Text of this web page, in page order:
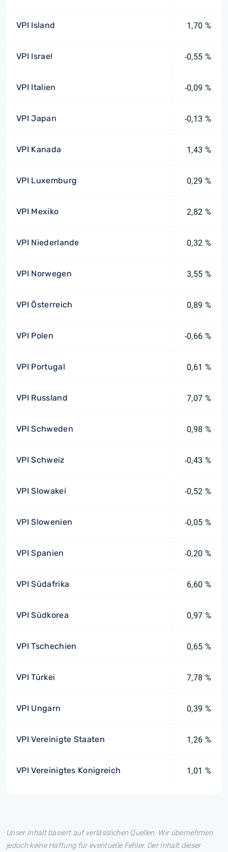
VPI Island 1,70 %
VPI Israel -0,55 %
VPI Italien -0,09 %
VPI Japan -0,13 %
VPI Kanada 1,43 %
VPI Luxemburg 0,29 %
VPI Mexiko 2,82 %
VPI Niederlande 0,32 %
VPI Norwegen 3,55 %
VPI Österreich 0,89 %
VPI Polen -0,66 %
VPI Portugal 0,61 %
VPI Russland 7,07 %
VPI Schweden 0,98 %
VPI Schweiz -0,43 %
VPI Slowakei -0,52 %
VPI Slowenien -0,05 %
VPI Spanien -0,20 %
VPI Südafrika 6,60 %
VPI Südkorea 0,97 %
VPI Tschechien 0,65 %
VPI Türkei 7,78 %
VPI Ungarn 0,39 %
VPI Vereinigte Staaten 1,26 %
VPI Vereinigtes Konigreich 1,01 %
Unser Inhalt basiert auf verlässlichen Quellen. Wir übernehmen
jedoch keine Haftung für eventuelle Fehler. Der Inhalt dieser